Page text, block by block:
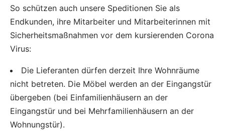
So schützen auch unsere Speditionen Sie als
Endkunden, ihre Mitarbeiter und Mitarbeiterinnen mit
Sicherheitsmaßnahmen vor dem kursierenden Corona
Virus:
Die Lieferanten dürfen derzeit Ihre Wohnräume
nicht betreten. Die Möbel werden an der Eingangstür
übergeben (bei Einfamilienhäusern an der
Eingangstür und bei Mehrfamilienhäusern an der
Wohnungstür).